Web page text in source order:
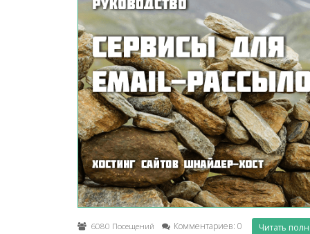
6080 Посещений Комментариев: 0 Читать